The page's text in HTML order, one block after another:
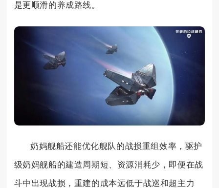
是更顺滑的养成路线。
奶妈舰船还能优化舰队的战损重组效率，驱护
级奶妈舰船的建造周期短、资源消耗少，即便在战
斗中出现战损，重建的成本远低于战巡和超主力